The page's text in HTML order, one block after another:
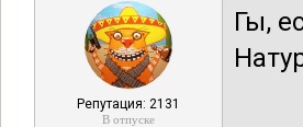
Репутация: 2131
В отпуске
Гы,